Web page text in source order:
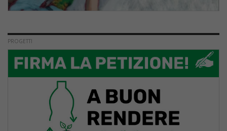
PROGETTI